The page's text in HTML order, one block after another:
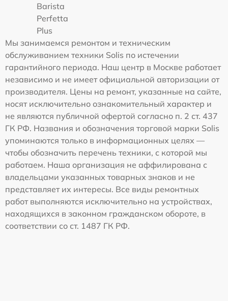
Barista
Perfetta
Plus
Мы занимаемся ремонтом и техническим
обслуживанием техники Solis по истечении
гарантийного периода. Наш центр в Москве работает
независимо и не имеет официальной авторизации от
производителя. Цены на ремонт, указанные на сайте,
носят исключительно ознакомительный характер и
не являются публичной офертой согласно п. 2 ст. 437
ГК РФ. Названия и обозначения торговой марки Solis
упоминаются только в информационных целях —
чтобы обозначить перечень техники, с которой мы
работаем. Наша организация не аффилирована с
владельцами указанных товарных знаков и не
представляет их интересы. Все виды ремонтных
работ выполняются исключительно на устройствах,
находящихся в законном гражданском обороте, в
соответствии со ст. 1487 ГК РФ.